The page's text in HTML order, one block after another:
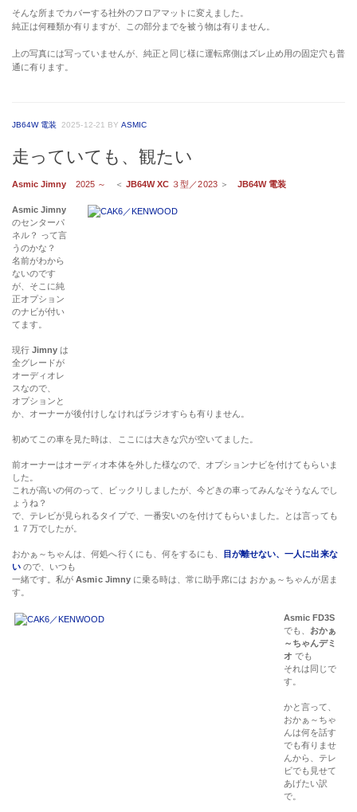
そんな所までカバーする社外のフロアマットに変えました。
純正は何種類か有りますが、この部分までを被う物は有りません。
上の写真には写っていませんが、純正と同じ様に運転席側はズレ止め用の固定穴も普
通に有ります。
JB64W 電装 2025-12-21 BY ASMIC
走っていても、観たい
Asmic Jimny 2025 ～ ＜ JB64W XC ３型／2023＞ JB64W 電装
Asmic Jimny
のセンターパ
ネル？ って言
うのかな？
名前がわから
ないのです
が、そこに純
正オプション
のナビが付い
てます。
現行Jimny は
全グレードが
オーディオレ
スなので、
オプションと
か、オーナーが後付けしなければラジオすらも有りません。
初めてこの車を見た時は、ここには大きな穴が空いてました。
前オーナーはオーディオ本体を外した様なので、オプションナビを付けてもらいま
した。
これが高いの何のって、ビックリしましたが、今どきの車ってみんなそうなんでし
ょうね？
で、テレビが見られるタイプで、一番安いのを付けてもらいました。とは言っても
１７万でしたが。
おかぁ～ちゃんは、何処へ行くにも、何をするにも、 目が離せない、一人に出来な
い ので、いつも
一緒です。私がAsmic Jimnyに乗る時は、常に助手席には おかぁ～ちゃんが居ま
す。
Asmic FD3S
でも、 おかぁ
～ちゃんデミ
オ でも
それは同じで
す。
かと言って、
おかぁ～ちゃ
んは何を話す
でも有りませ
んから、テレ
ビでも見せて
あげたい訳
で。